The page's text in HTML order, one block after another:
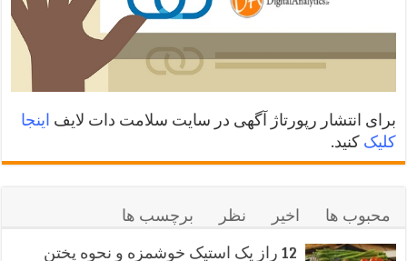
برای انتشار رپورتاژ آگهی در سایت سلامت دات لایف اینجا
کلیک کنید.
محبوب ها اخیر نظر
برچسب ها
12 راز یک استیک خوشمزه و نحوه پختن